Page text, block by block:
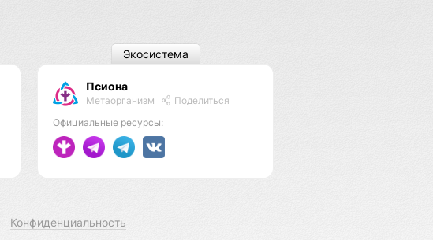
Псиона
Метаорганизм
Поделиться
Официальные ресурсы:
Экосистема
Конфиденциальность